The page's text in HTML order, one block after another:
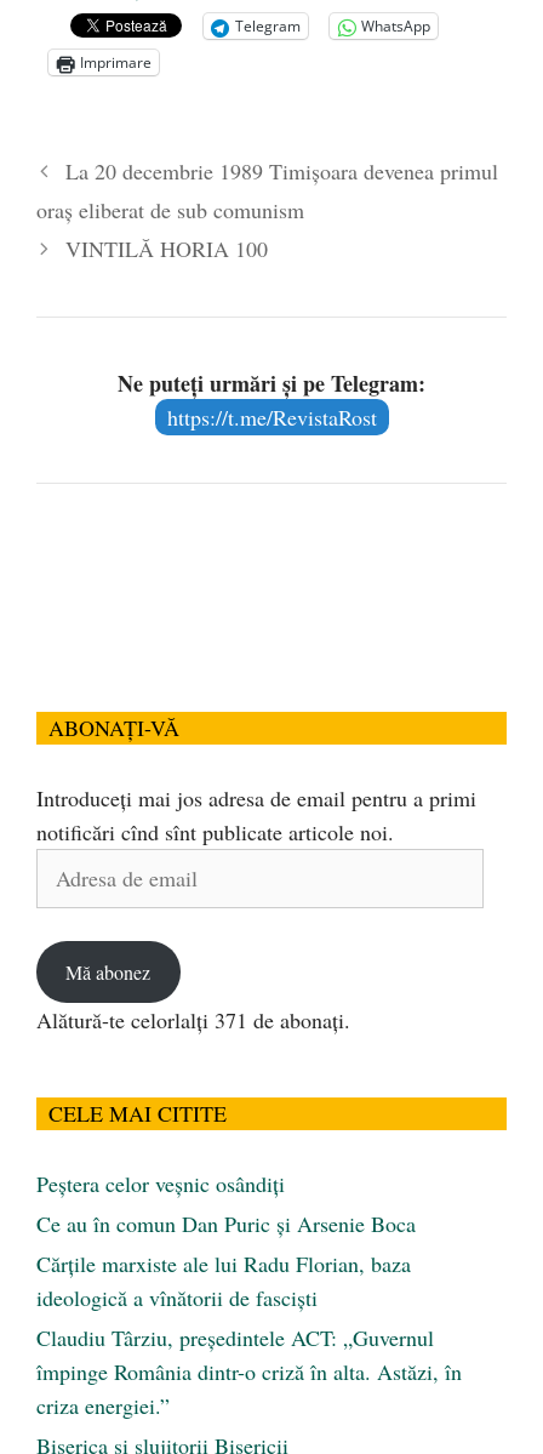
achizițiile la suprapreț - 13 august 2025
Dragi prieteni din Constanța
protejeze resursele - 11 august 2025
Telegram
WhatsApp
Imprimare
La 20 decembrie 1989 Timișoara devenea primul
oraș eliberat de sub comunism
VINTILĂ HORIA 100
Ne puteți urmări și pe Telegram:
https://t.me/RevistaRost
ABONAȚI-VĂ
Introduceți mai jos adresa de email pentru a primi
notificări cînd sînt publicate articole noi.
Adresa
Mă abonez
Alătură-te celorlalți 371 de abonați.
CELE MAI CITITE
Peştera celor veşnic osândiţi
Ce au în comun Dan Puric şi Arsenie Boca
Cărţile marxiste ale lui Radu Florian, baza
ideologică a vînătorii de fascişti
Claudiu Târziu, președintele ACT: „Guvernul
împinge România dintr-o criză în alta. Astăzi, în
criza energiei.”
Biserica și slujitorii Bisericii